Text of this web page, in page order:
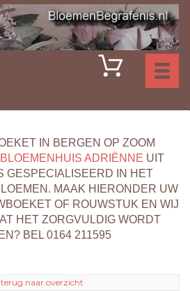
IN BERGEN OP ZOOM
BLOEMENHUIS ADRIËNNE UIT
GESPECIALISEERD IN HET
MAAK HIERONDER UW
OF ROUWSTUK EN WIJ
HET ZORGVULDIG WORDT
BEL 0164 211595
terug naar overzicht